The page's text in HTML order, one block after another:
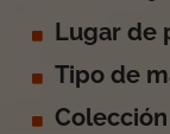
Lugar de
Tipo de
Colección